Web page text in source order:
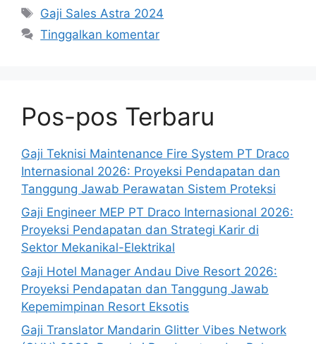
Tag
Gaji Sales Astra 2024
Tinggalkan komentar
Pos-pos Terbaru
Gaji Teknisi Maintenance Fire System PT Draco
Internasional 2026: Proyeksi Pendapatan dan
Tanggung Jawab Perawatan Sistem Proteksi
Gaji Engineer MEP PT Draco Internasional 2026:
Proyeksi Pendapatan dan Strategi Karir di
Sektor Mekanikal-Elektrikal
Gaji Hotel Manager Andau Dive Resort 2026:
Proyeksi Pendapatan dan Tanggung Jawab
Kepemimpinan Resort Eksotis
Gaji Translator Mandarin Glitter Vibes Network